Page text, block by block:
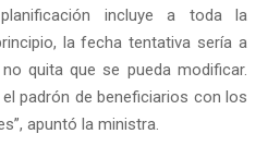
incluye a toda la
la fecha tentativa sería a
quita que se pueda modificar.
padrón de beneficiarios con los
apuntó la ministra.